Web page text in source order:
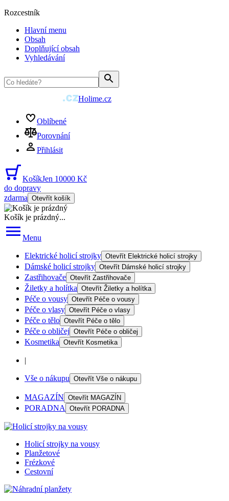
Rozcestník
Hlavní menu
Obsah
Doplňující obsah
Vyhledávání
Holime.cz
Oblíbené
Porovnání
Přihlásit
KošíkJen 10000 Kč
do dopravy
zdarma Otevřít košík
Košík je prázdný...
Menu
Elektrické holicí strojky Otevřít Elektrické holicí strojky
Dámské holicí strojky Otevřít Dámské holicí strojky
Zastřihovače Otevřít Zastřihovače
Žiletky a holítka Otevřít Žiletky a holítka
Péče o vousy Otevřít Péče o vousy
Péče o vlasy Otevřít Péče o vlasy
Péče o tělo Otevřít Péče o tělo
Péče o obličej Otevřít Péče o obličej
Kosmetika Otevřít Kosmetika
|
Vše o nákupu Otevřít Vše o nákupu
MAGAZÍN Otevřít MAGAZÍN
PORADNA Otevřít PORADNA
Holicí strojky na vousy
Planžetové
Frézkové
Cestovní